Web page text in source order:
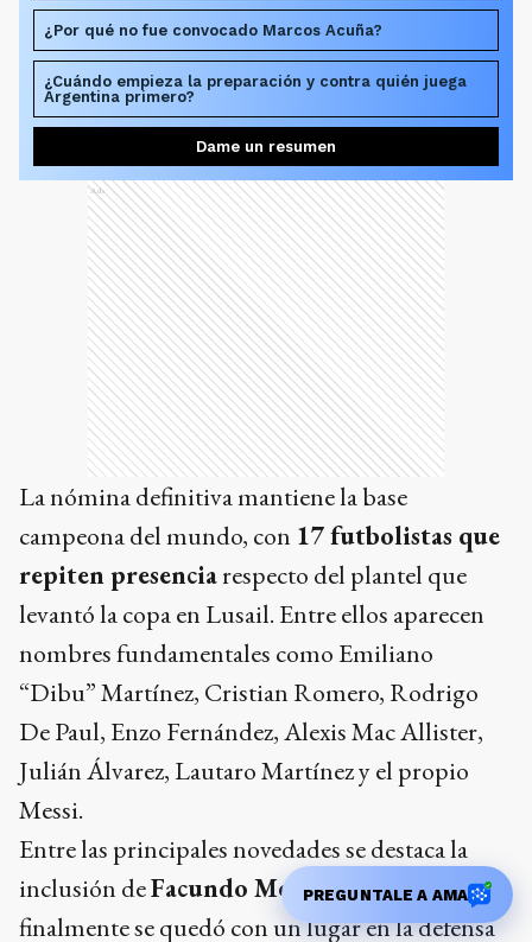
¿Por qué no fue convocado Marcos Acuña?
¿Cuándo empieza la preparación y contra quién juega
Argentina primero?
Dame un resumen
Ads
La nómina definitiva mantiene la base
campeona del mundo, con 17 futbolistas que
repiten presenciarespecto del plantel que
levantó la copa en Lusail. Entre ellos aparecen
nombres fundamentales como Emiliano
“Dibu” Martínez, Cristian Romero, Rodrigo
De Paul, Enzo Fernández, Alexis Mac Allister,
Julián Álvarez, Lautaro Martínez y el propio
Messi.
Entre las principales novedades se destaca la
inclusión deFacundo Medina, quien
finalmente se quedó con un lugar en la defensa
PREGUNTALE A AMA